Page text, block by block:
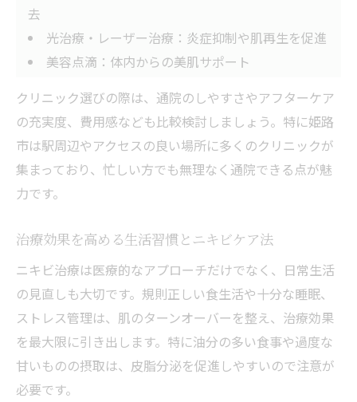
去
光治療・レーザー治療：炎症抑制や肌再生を促進
美容点滴：体内からの美肌サポート
クリニック選びの際は、通院のしやすさやアフターケア
の充実度、費用感なども比較検討しましょう。特に姫路
市は駅周辺やアクセスの良い場所に多くのクリニックが
集まっており、忙しい方でも無理なく通院できる点が魅
力です。
治療効果を高める生活習慣とニキビケア法
ニキビ治療は医療的なアプローチだけでなく、日常生活
の見直しも大切です。規則正しい食生活や十分な睡眠、
ストレス管理は、肌のターンオーバーを整え、治療効果
を最大限に引き出します。特に油分の多い食事や過度な
甘いものの摂取は、皮脂分泌を促進しやすいので注意が
必要です。